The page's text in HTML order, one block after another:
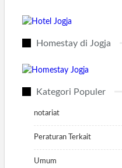
Homestay di Jogja
Kategori Populer
notariat
Peraturan Terkait
Umum